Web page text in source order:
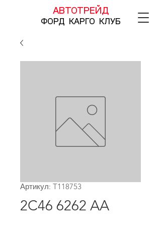
АВТОТРЕЙД
ФОРД КАРГО КЛУБ
Артикул: T118753
2C46 6262 AA